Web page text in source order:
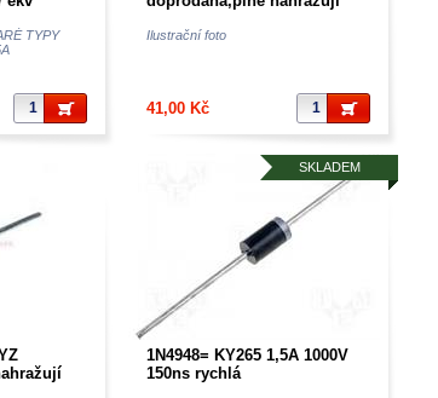
TYPY
Ilustrační foto
41,00 Kč
SKLADEM
1N4948= KY265 1,5A 1000V
150ns rychlá